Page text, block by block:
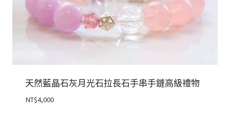
天然藍晶石灰月光石拉長石手串手鏈高級禮物
NT$4,000